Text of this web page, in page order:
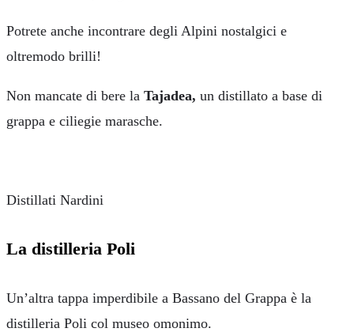
Potrete anche incontrare degli Alpini nostalgici e
oltremodo brilli!
Non mancate di bere la Tajadea, un distillato a base di
grappa e ciliegie marasche.
Distillati Nardini
La distilleria Poli
Un’altra tappa imperdibile a Bassano del Grappa è la
distilleria Poli col museo omonimo.